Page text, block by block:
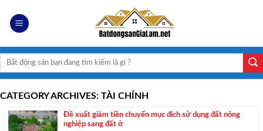
content
Search
CATEGORY ARCHIVES: TÀI CHÍNH
Đề xuất giảm tiền chuyển mục đích sử dụng đất nông
nghiệp sang đất ở